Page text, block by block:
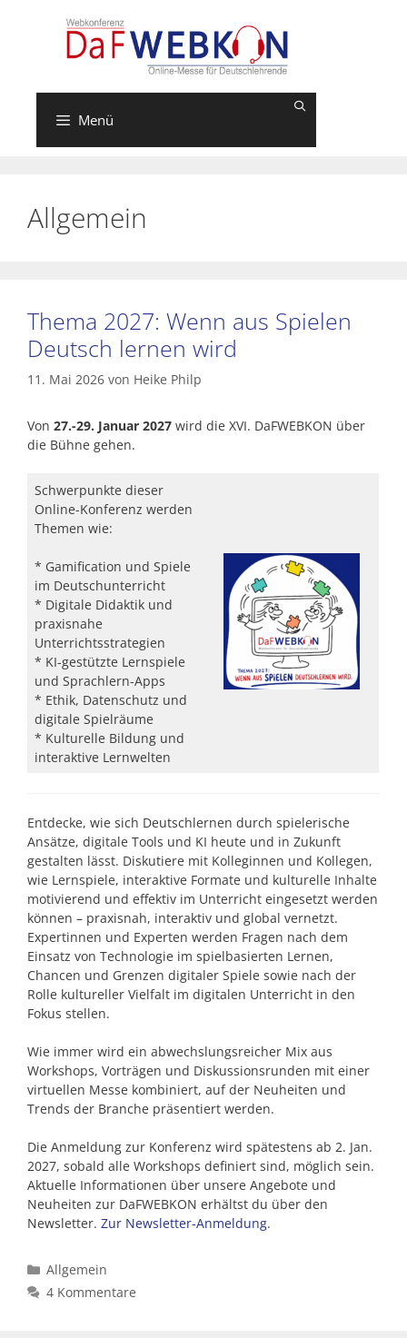
Menü
Allgemein
Thema 2027: Wenn aus Spielen
Deutsch lernen wird
11. Mai 2026 von Heike Philp
Von 27.-29. Januar 2027 wird die XVI. DaFWEBKON über
die Bühne gehen.
Schwerpunkte dieser
Online-Konferenz werden
Themen wie:
* Gamification und Spiele
im Deutschunterricht
* Digitale Didaktik und
praxisnahe
Unterrichtsstrategien
* KI-gestützte Lernspiele
und Sprachlern-Apps
* Ethik, Datenschutz und
digitale Spielräume
* Kulturelle Bildung und
interaktive Lernwelten
Entdecke, wie sich Deutschlernen durch spielerische
Ansätze, digitale Tools und KI heute und in Zukunft
gestalten lässt. Diskutiere mit Kolleginnen und Kollegen,
wie Lernspiele, interaktive Formate und kulturelle Inhalte
motivierend und effektiv im Unterricht eingesetzt werden
können – praxisnah, interaktiv und global vernetzt.
Expertinnen und Experten werden Fragen nach dem
Einsatz von Technologie im spielbasierten Lernen,
Chancen und Grenzen digitaler Spiele sowie nach der
Rolle kultureller Vielfalt im digitalen Unterricht in den
Fokus stellen.
Wie immer wird ein abwechslungsreicher Mix aus
Workshops, Vorträgen und Diskussionsrunden mit einer
virtuellen Messe kombiniert, auf der Neuheiten und
Trends der Branche präsentiert werden.
Die Anmeldung zur Konferenz wird spätestens ab 2. Jan.
2027, sobald alle Workshops definiert sind, möglich sein.
Aktuelle Informationen über unsere Angebote und
Neuheiten zur DaFWEBKON erhältst du über den
Newsletter. Zur Newsletter-Anmeldung.
Kategorien
Allgemein
4 Kommentare